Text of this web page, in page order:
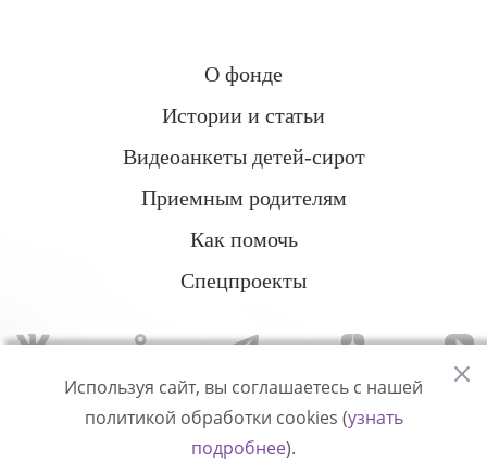
О фонде
Истории и статьи
Видеоанкеты детей-сирот
Приемным родителям
Как помочь
Спецпроекты
Политика конфиденциальности
Используя сайт, вы соглашаетесь с нашей
политикой обработки cookies (узнать
подробнее).